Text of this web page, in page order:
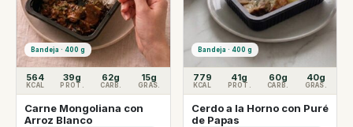
Bandeja · 400 g
564
KCAL
39g
PROT.
62g
CARB.
15g
GRAS.
Carne Mongoliana con
Arroz Blanco
Bandeja · 400 g
779
KCAL
41g
PROT.
60g
CARB.
40g
GRAS.
Cerdo a la Horno con Puré
de Papas